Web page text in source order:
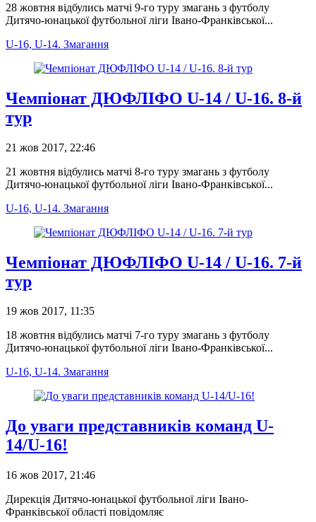
28 жовтня відбулись матчі 9-го туру змагань з футболу
Дитячо-юнацької футбольної ліги Івано-Франківської...
U-16, U-14. Змагання
Чемпіонат ДЮФЛІФО U-14 / U-16. 8-й
тур
21 жов 2017, 22:46
21 жовтня відбулись матчі 8-го туру змагань з футболу
Дитячо-юнацької футбольної ліги Івано-Франківської...
U-16, U-14. Змагання
Чемпіонат ДЮФЛІФО U-14 / U-16. 7-й
тур
19 жов 2017, 11:35
18 жовтня відбулись матчі 7-го туру змагань з футболу
Дитячо-юнацької футбольної ліги Івано-Франківської...
U-16, U-14. Змагання
До уваги представників команд U-
14/U-16!
16 жов 2017, 21:46
Дирекція Дитячо-юнацької футбольної ліги Івано-
Франківської області повідомляє